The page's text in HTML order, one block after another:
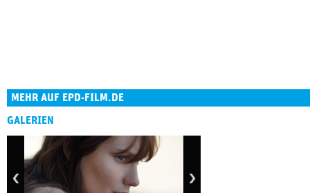
MEHR AUF EPD-FILM.DE
GALERIEN